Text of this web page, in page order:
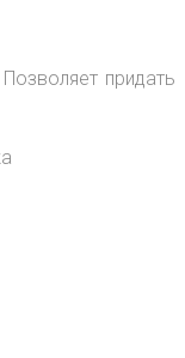
придать